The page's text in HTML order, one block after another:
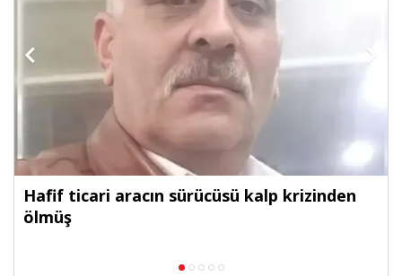
Hafif ticari aracın sürücüsü kalp krizinden
ölmüş